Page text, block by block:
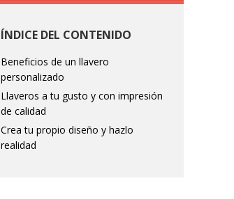
ÍNDICE DEL CONTENIDO
Beneficios de un llavero
personalizado
Llaveros a tu gusto y con impresión
de calidad
Crea tu propio diseño y hazlo
realidad